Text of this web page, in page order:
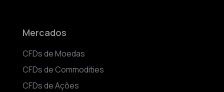
Mercados
CFDs de Moedas
CFDs de Commodities
CFDs de Ações